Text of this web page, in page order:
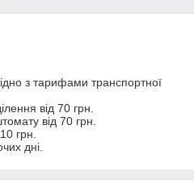
з тарифами транспортної
від 70 грн.
від 70 грн.
грн.
дні.